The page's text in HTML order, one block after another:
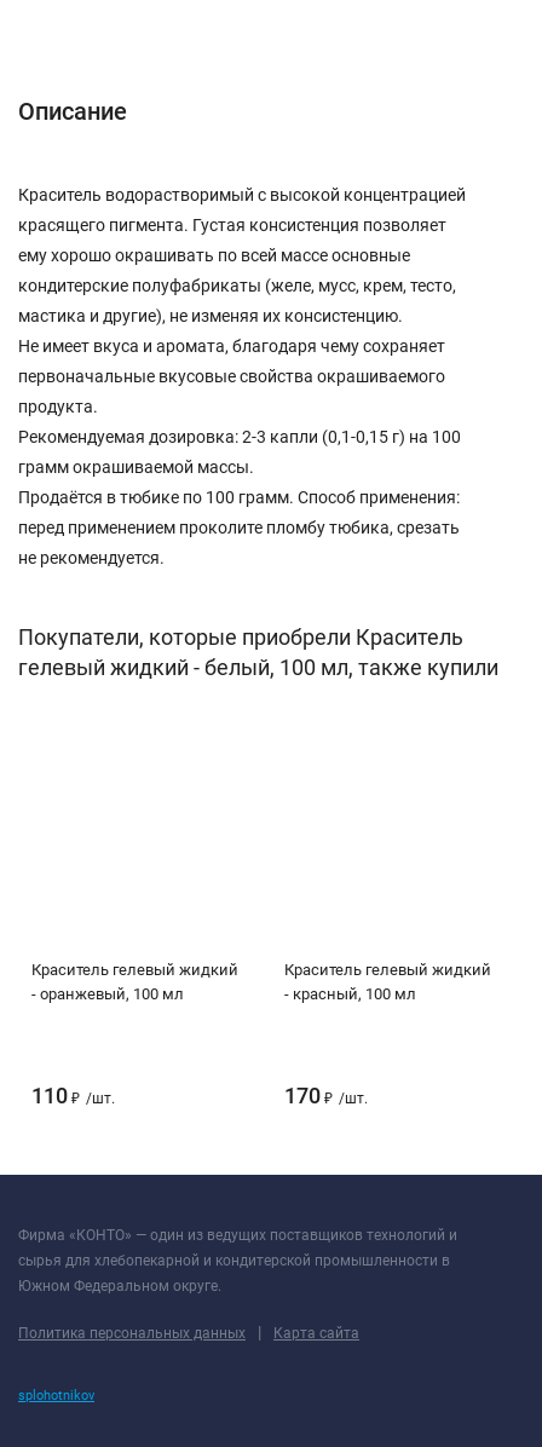
Описание
Краситель водорастворимый с высокой концентрацией
красящего пигмента. Густая консистенция позволяет
ему хорошо окрашивать по всей массе основные
кондитерские полуфабрикаты (желе, мусс, крем, тесто,
мастика и другие), не изменяя их консистенцию.
Не имеет вкуса и аромата, благодаря чему сохраняет
первоначальные вкусовые свойства окрашиваемого
продукта.
Рекомендуемая дозировка: 2-3 капли (0,1-0,15 г) на 100
грамм окрашиваемой массы.
Продаётся в тюбике по 100 грамм. Способ применения:
перед применением проколите пломбу тюбика, срезать
не рекомендуется.
Покупатели, которые приобрели Краситель
гелевый жидкий - белый, 100 мл, также купили
Краситель гелевый жидкий
- оранжевый, 100 мл
110 ₽ /шт.
Краситель гелевый жидкий
- красный, 100 мл
170 ₽ /шт.
Фирма «КОНТО» — один из ведущих поставщиков технологий и
сырья для хлебопекарной и кондитерской промышленности в
Южном Федеральном округе.
Политика персональных данных | Карта сайта
splohotnikov